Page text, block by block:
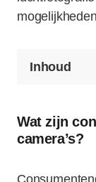
Inhoud
Wat zijn
camera’s?